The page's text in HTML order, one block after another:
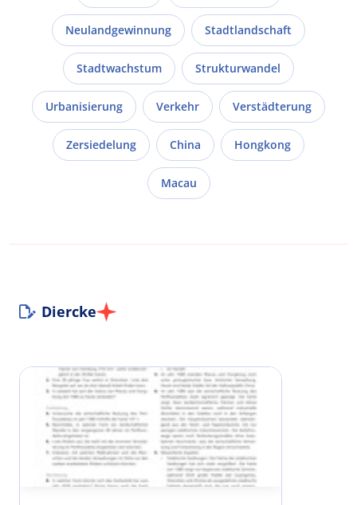
Neulandgewinnung Stadtlandschaft
Stadtwachstum Strukturwandel
Urbanisierung Verkehr Verstädterung
Zersiedelung China Hongkong
Macau
Diercke